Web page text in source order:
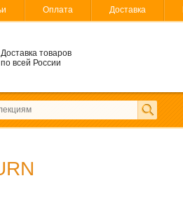
Оплата Доставка
Доставка товаров
по всей России